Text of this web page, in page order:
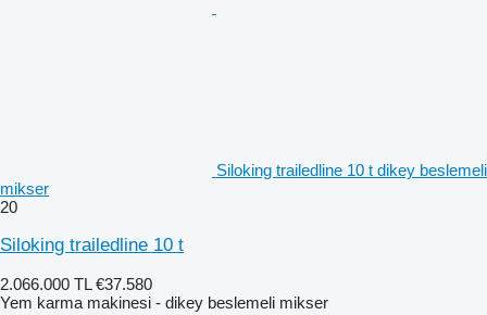
Siloking trailedline 10 t dikey beslemeli
mikser
20
Siloking trailedline 10 t
2.066.000 TL €37.580
Yem karma makinesi - dikey beslemeli mikser